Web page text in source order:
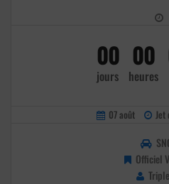
00
jours
00
heures
07 août Jet
Officiel